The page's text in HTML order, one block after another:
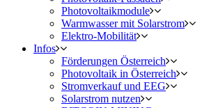
Photovoltaikmodule
Warmwasser mit Solarstrom
Elektro-Mobilität
Infos
Förderungen Österreich
Photovoltaik in Österreich
Stromverkauf und EEG
Solarstrom nutzen